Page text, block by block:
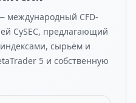
международный CFD-
CySEC, предлагающий
сырьём и
5 и собственную